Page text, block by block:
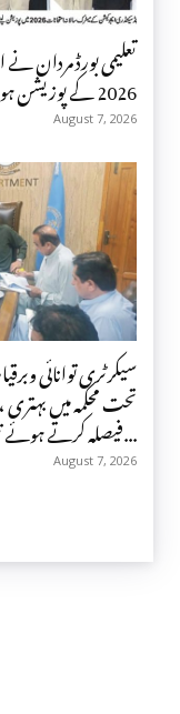
تعلیمی بورڈ مردان
2026 کے پوزیشن ہولڈرز کا اعلان کر دیا
August 7, 2026
سیکرٹری توانائی
تحت محکمہ میں
فیصلہ کرتے ہوئے تمام ماتحت...
August 7, 2026